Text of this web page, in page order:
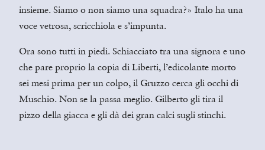
insieme. Siamo o non siamo una squadra?» Italo ha una
voce vetrosa, scricchiola e s’impunta.
Ora sono tutti in piedi. Schiacciato tra una signora e uno
che pare proprio la copia di Liberti, l’edicolante morto
sei mesi prima per un colpo, il Gruzzo cerca gli occhi di
Muschio. Non se la passa meglio. Gilberto gli tira il
pizzo della giacca e gli dà dei gran calci sugli stinchi.